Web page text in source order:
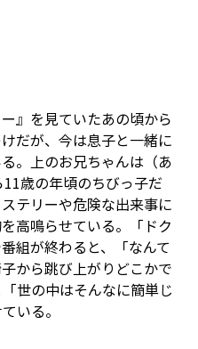
』を見ていたあの頃から
だが、今は息子と一緒に
。上のお兄ちゃんは（あ
歳の年頃のちびっ子だ
テリーや危険な出来事に
高鳴らせている。「ドク
組が終わると、「なんて
から跳び上がり――どこかで
「世の中はそんなに簡単じ
いる。